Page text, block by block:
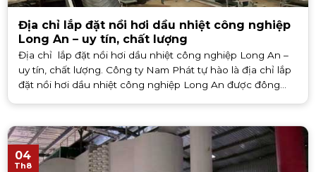
Địa chỉ lắp đặt nồi hơi dầu nhiệt công nghiệp
Long An – uy tín, chất lượng
Địa chỉ lắp đặt nồi hơi dầu nhiệt công nghiệp Long An –
uy tín, chất lượng. Công ty Nam Phát tự hào là địa chỉ lắp
đặt nồi hơi dầu nhiệt công nghiệp Long An được đông
04
Th8